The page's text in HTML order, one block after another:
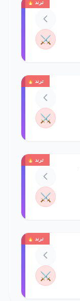
ترند 🔥
⚔️
ترند 🔥
⚔️
ترند 🔥
⚔️
ترند 🔥
⚔️